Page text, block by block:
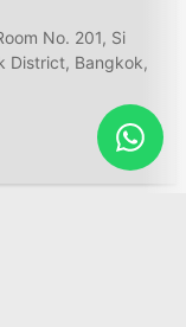
No. 201, Si
District, Bangkok,